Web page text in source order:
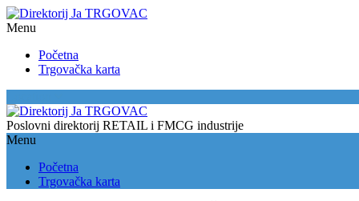
Menu
Početna
Trgovačka karta
Poslovni direktorij RETAIL i FMCG industrije
Menu
Početna
Trgovačka karta